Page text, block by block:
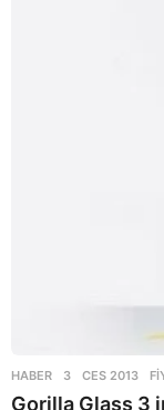
HABER 3 ,CES 2013 ,
Gorilla Glass 3